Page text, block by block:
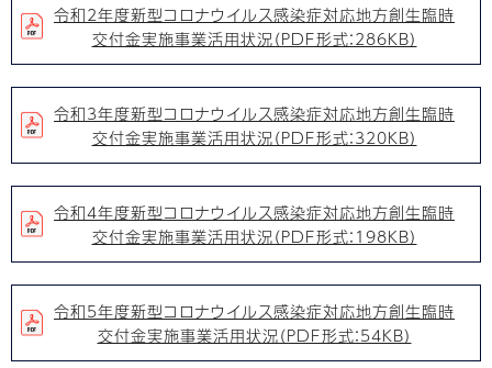
令和2年度新型コロナウイルス感染症対応地方創生臨時
交付金実施事業活用状況（PDF形式：286KB）
令和3年度新型コロナウイルス感染症対応地方創生臨時
交付金実施事業活用状況（PDF形式：320KB）
令和4年度新型コロナウイルス感染症対応地方創生臨時
交付金実施事業活用状況（PDF形式：198KB）
令和5年度新型コロナウイルス感染症対応地方創生臨時
交付金実施事業活用状況（PDF形式：54KB）